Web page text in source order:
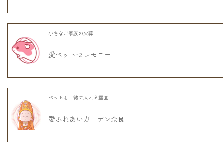
小さなご家族の火葬
愛ペットセレモニー
ペットも一緒に入れる霊園
愛ふれあいガーデン奈良